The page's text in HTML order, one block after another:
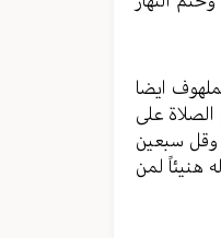
ايضا
على
وقل سبعين
هنيئاً لمن